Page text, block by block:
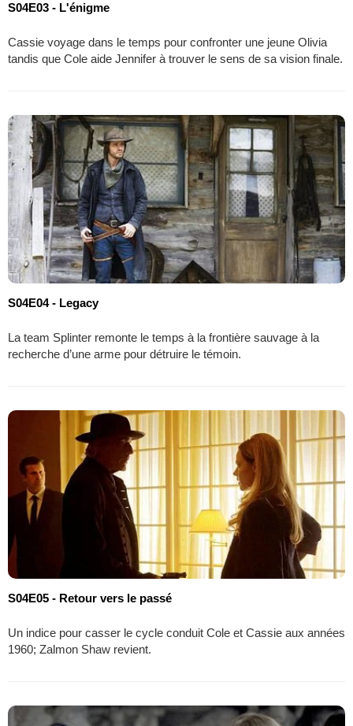
S04E03 - L'énigme
Cassie voyage dans le temps pour confronter une jeune Olivia
tandis que Cole aide Jennifer à trouver le sens de sa vision finale.
S04E04 - Legacy
La team Splinter remonte le temps à la frontière sauvage à la
recherche d’une arme pour détruire le témoin.
S04E05 - Retour vers le passé
Un indice pour casser le cycle conduit Cole et Cassie aux années
1960; Zalmon Shaw revient.